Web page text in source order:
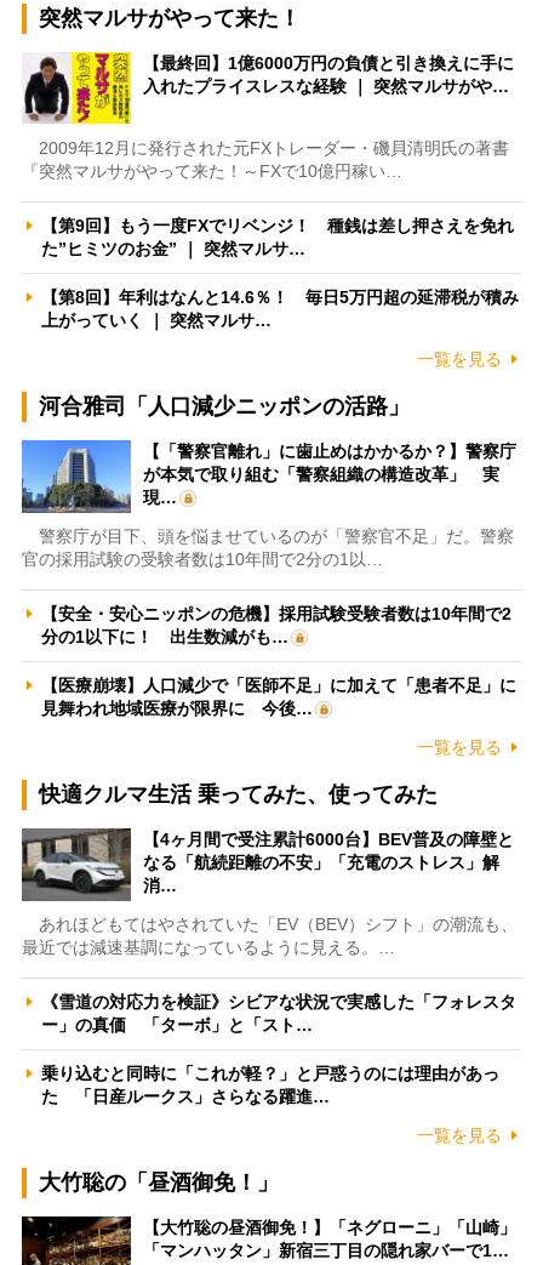
突然マルサがやって来た！
【最終回】1億6000万円の負債と引き換えに手に
入れたプライスレスな経験 ｜ 突然マルサがや…
2009年12月に発行された元FXトレーダー・磯貝清明氏の著書
『突然マルサがやって来た！～FXで10億円稼い…
【第9回】もう一度FXでリベンジ！ 種銭は差し押さえを免れ
た”ヒミツのお金” ｜ 突然マルサ…
【第8回】年利はなんと14.6％！ 毎日5万円超の延滞税が積み
上がっていく ｜ 突然マルサ…
一覧を見る
河合雅司「人口減少ニッポンの活路」
【「警察官離れ」に歯止めはかかるか？】警察庁
が本気で取り組む「警察組織の構造改革」 実
現…
警察庁が目下、頭を悩ませているのが「警察官不足」だ。警察
官の採用試験の受験者数は10年間で2分の1以…
【安全・安心ニッポンの危機】採用試験受験者数は10年間で2
分の1以下に！ 出生数減がも…
【医療崩壊】人口減少で「医師不足」に加えて「患者不足」に
見舞われ地域医療が限界に 今後…
一覧を見る
快適クルマ生活 乗ってみた、使ってみた
【4ヶ月間で受注累計6000台】BEV普及の障壁と
なる「航続距離の不安」「充電のストレス」解
消…
あれほどもてはやされていた「EV（BEV）シフト」の潮流も、
最近では減速基調になっているように見える。…
《雪道の対応力を検証》シビアな状況で実感した「フォレスタ
ー」の真価 「ターボ」と「スト…
乗り込むと同時に「これが軽？」と戸惑うのには理由があっ
た 「日産ルークス」さらなる躍進…
一覧を見る
大竹聡の「昼酒御免！」
【大竹聡の昼酒御免！】「ネグローニ」「山崎」
「マンハッタン」新宿三丁目の隠れ家バーで1…